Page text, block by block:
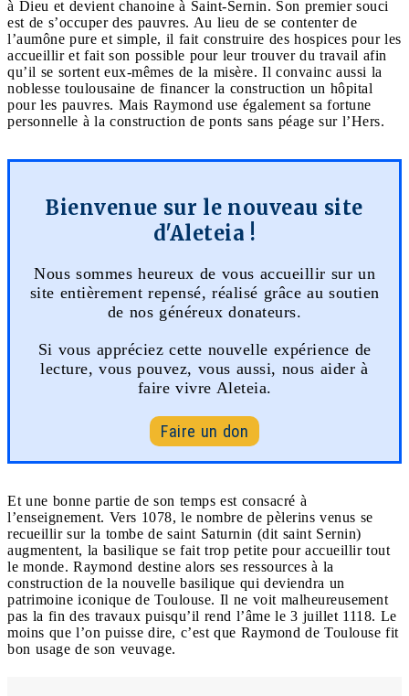
à Dieu et devient chanoine à Saint-Sernin. Son premier souci
est de s’occuper des pauvres. Au lieu de se contenter de
l’aumône pure et simple, il fait construire des hospices pour les
accueillir et fait son possible pour leur trouver du travail afin
qu’il se sortent eux-mêmes de la misère. Il convainc aussi la
noblesse toulousaine de financer la construction un hôpital
pour les pauvres. Mais Raymond use également sa fortune
personnelle à la construction de ponts sans péage sur l’Hers.
Bienvenue sur le nouveau site
d'Aleteia !
Nous sommes heureux de vous accueillir sur un
site entièrement repensé, réalisé grâce au soutien
de nos généreux donateurs.
Si vous appréciez cette nouvelle expérience de
lecture, vous pouvez, vous aussi, nous aider à
faire vivre Aleteia.
Faire un don
Et une bonne partie de son temps est consacré à
l’enseignement. Vers 1078, le nombre de pèlerins venus se
recueillir sur la tombe de saint Saturnin (dit saint Sernin)
augmentent, la basilique se fait trop petite pour accueillir tout
le monde. Raymond destine alors ses ressources à la
construction de la nouvelle basilique qui deviendra un
patrimoine iconique de Toulouse. Il ne voit malheureusement
pas la fin des travaux puisqu’il rend l’âme le 3 juillet 1118. Le
moins que l’on puisse dire, c’est que Raymond de Toulouse fit
bon usage de son veuvage.